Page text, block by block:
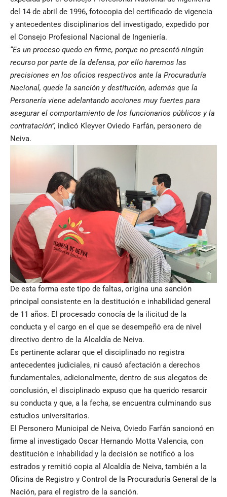
del 14 de abril de 1996, fotocopia del certificado de vigencia
y antecedentes disciplinarios del investigado, expedido por
el Consejo Profesional Nacional de Ingeniería.
“Es un proceso quedo en firme, porque no presentó ningún
recurso por parte de la defensa, por ello haremos las
precisiones en los oficios respectivos ante la Procuraduría
Nacional, quede la sanción y destitución, además que la
Personería viene adelantando acciones muy fuertes para
asegurar el comportamiento de los funcionarios públicos y la
contratación”, indicó Kleyver Oviedo Farfán, personero de
Neiva.
De esta forma este tipo de faltas, origina una sanción
principal consistente en la destitución e inhabilidad general
de 11 años. El procesado conocía de la ilicitud de la
conducta y el cargo en el que se desempeñó era de nivel
directivo dentro de la Alcaldía de Neiva.
Es pertinente aclarar que el disciplinado no registra
antecedentes judiciales, ni causó afectación a derechos
fundamentales, adicionalmente, dentro de sus alegatos de
conclusión, el disciplinado expuso que ha querido resarcir
su conducta y que, a la fecha, se encuentra culminando sus
estudios universitarios.
El Personero Municipal de Neiva, Oviedo Farfán sancionó en
firme al investigado Oscar Hernando Motta Valencia, con
destitución e inhabilidad y la decisión se notificó a los
estrados y remitió copia al Alcaldía de Neiva, también a la
Oficina de Registro y Control de la Procuraduría General de la
Nación, para el registro de la sanción.